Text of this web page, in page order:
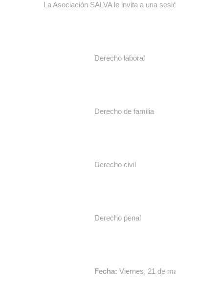
La Asociación SALVA le invita a una sesión de
Derecho laboral
Derecho de familia
Derecho civil
Derecho penal
Fecha: Viernes, 21 de marzo de 2025